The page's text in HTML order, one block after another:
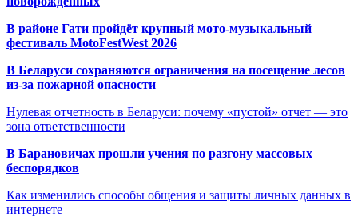
В районе Гати пройдёт крупный мото-музыкальный
фестиваль MotoFestWest 2026
В Беларуси сохраняются ограничения на посещение лесов
из-за пожарной опасности
Нулевая отчетность в Беларуси: почему «пустой» отчет — это
зона ответственности
В Барановичах прошли учения по разгону массовых
беспорядков
Как изменились способы общения и защиты личных данных в
интернете